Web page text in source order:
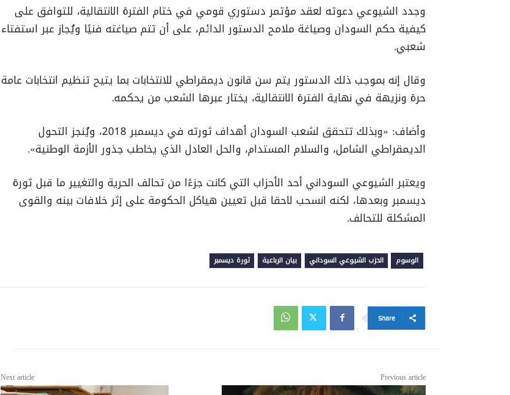
وجدد الشيوعي دعوته لعقد مؤتمر دستوري قومي في ختام الفترة الانتقالية، للتوافق على
كيفية حكم السودان وصياغة ملامح الدستور الدائم، على أن تتم صياغته فنيًا ويُجاز عبر استفتاء
شعبي.
وقال إنه بموجب ذلك الدستور يتم سن قانون ديمقراطي للانتخابات بما يتيح تنظيم انتخابات عامة
حرة ونزيهة في نهاية الفترة الانتقالية، يختار عبرها الشعب من يحكمه.
وأضاف: «وبذلك تتحقق لشعب السودان أهداف ثورته في ديسمبر 2018، ويُنجز التحول
الديمقراطي الشامل، والسلام المستدام، والحل العادل الذي يخاطب جذور الأزمة الوطنية».
ويعتبر الشيوعي السوداني أحد الأحزاب التي كانت جزءًا من تحالف الحرية والتغيير ما قبل ثورة
ديسمبر وبعدها، لكنه انسحب لاحقا قبل تعيين هياكل الحكومة على إثر خلافات بينه والقوى
المشكلة للتحالف.
الوسوم الحزب الشيوعي السوداني بيان الرباعية ثورة ديسمبر
Share
Previous article
Next article